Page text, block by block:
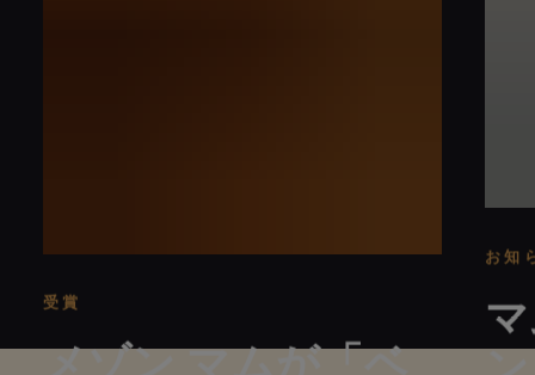
受賞
メゾン マムが「ベ
お知